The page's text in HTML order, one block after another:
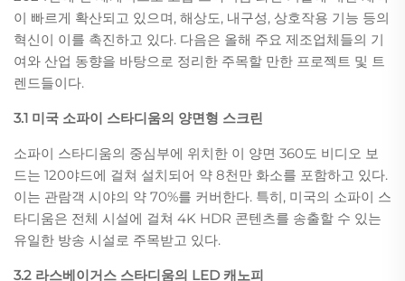
이 빠르게 확산되고 있으며, 해상도, 내구성, 상호작용 기능 등의
혁신이 이를 촉진하고 있다. 다음은 올해 주요 제조업체들의 기
여와 산업 동향을 바탕으로 정리한 주목할 만한 프로젝트 및 트
렌드들이다.
3.1 미국 소파이 스타디움의 양면형 스크린
소파이 스타디움의 중심부에 위치한 이 양면 360도 비디오 보
드는 120야드에 걸쳐 설치되어 약 8천만 화소를 포함하고 있다.
이는 관람객 시야의 약 70%를 커버한다. 특히, 미국의 소파이 스
타디움은 전체 시설에 걸쳐 4K HDR 콘텐츠를 송출할 수 있는
유일한 방송 시설로 주목받고 있다.
3.2 라스베이거스 스타디움의 LED 캐노피